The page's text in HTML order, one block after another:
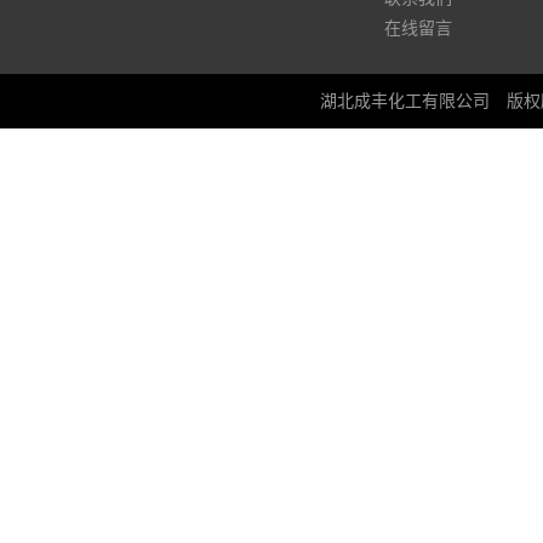
在线留言
湖北成丰化工有限公司 版